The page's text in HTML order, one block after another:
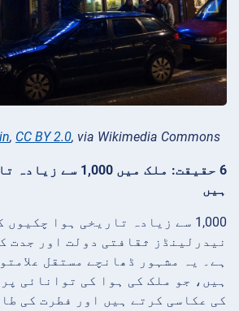
, CC BY 2.0, via Wikimedia Commons
6 حقیقت: ملک میں
ہیں
1,000 سے زیادہ تاریخی ہوا
نیدرلینڈز ثقافتی دولت اور جدت
ہے۔ یہ مشہور ڈھانچے مستقل
ہیں، جو ملک کی ہوا کی توانائی
کی عکاسی کرتے ہیں اور فطرت کی